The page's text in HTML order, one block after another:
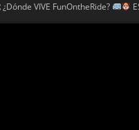
VIVE FunOntheRide?